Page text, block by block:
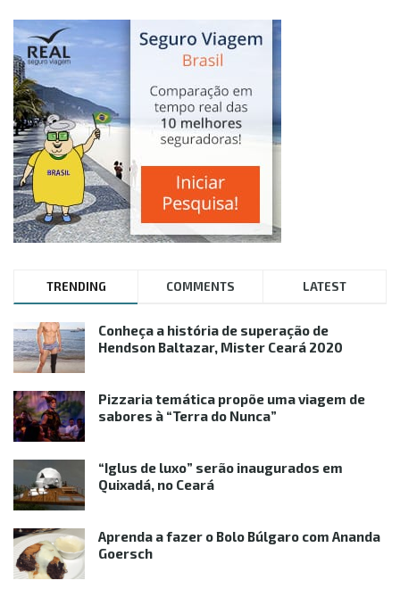
TRENDING COMMENTS LATEST
Conheça a história de superação de
Hendson Baltazar, Mister Ceará 2020
Pizzaria temática propõe uma viagem de
sabores à “Terra do Nunca”
“Iglus de luxo” serão inaugurados em
Quixadá, no Ceará
Aprenda a fazer o Bolo Búlgaro com Ananda
Goersch